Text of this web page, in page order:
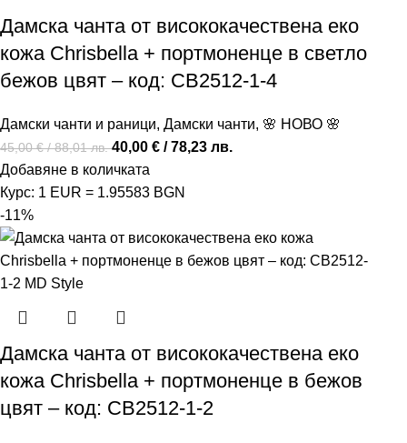
Дамска чанта от висококачествена еко
кожа Chrisbella + портмоненце в светло
бежов цвят – код: CB2512-1-4
Дамски чанти и раници,Дамски чанти, 🌸 НОВО 🌸
45,00€/ 88,01 лв.40,00€ / 78,23 лв.
Добавяне в количката
Курс: 1 EUR = 1.95583 BGN
-11%
Дамска чанта от висококачествена еко
кожа Chrisbella + портмоненце в бежов
цвят – код: CB2512-1-2